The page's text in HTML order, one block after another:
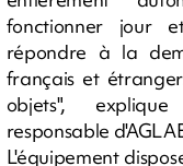
fonctionner jour
répondre à la
français et
objets",
responsable
L'équipement